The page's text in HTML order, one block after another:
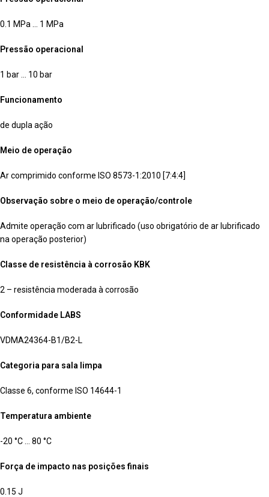
0.1 MPa … 1 MPa
Pressão operacional
1 bar … 10 bar
Funcionamento
de dupla ação
Meio de operação
Ar comprimido conforme ISO 8573-1:2010 [7:4:4]
Observação sobre o meio de operação/controle
Admite operação com ar lubrificado (uso obrigatório de ar lubrificado
na operação posterior)
Classe de resistência à corrosão KBK
2 – resistência moderada à corrosão
Conformidade LABS
VDMA24364-B1/B2-L
Categoria para sala limpa
Classe 6, conforme ISO 14644-1
Temperatura ambiente
-20 °C … 80 °C
Força de impacto nas posições finais
0.15 J